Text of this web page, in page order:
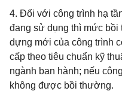
4. Đối với công trình hạ
đang sử dụng thì mức
dựng mới của công trình
cấp theo tiêu chuẩn kỹ
ngành ban hành; nếu
không được bồi thường.